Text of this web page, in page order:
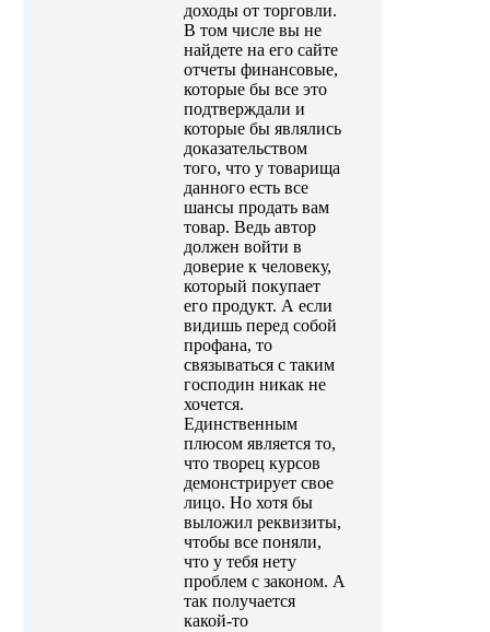
доходы от торговли.
В том числе вы не
найдете на его сайте
отчеты финансовые,
которые бы все это
подтверждали и
которые бы являлись
доказательством
того, что у товарища
данного есть все
шансы продать вам
товар. Ведь автор
должен войти в
доверие к человеку,
который покупает
его продукт. А если
видишь перед собой
профана, то
связываться с таким
господин никак не
хочется.
Единственным
плюсом является то,
что творец курсов
демонстрирует свое
лицо. Но хотя бы
выложил реквизиты,
чтобы все поняли,
что у тебя нету
проблем с законом. А
так получается
какой-то